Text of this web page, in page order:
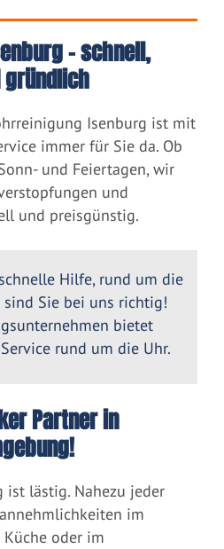
– schnell,
Isenburg ist mit
immer für Sie da. Ob
und Feiertagen, wir
und
und preisgünstig.
Hilfe, rund um die
sind Sie bei uns richtig!
bietet
rund um die Uhr.
Partner in
ist lästig. Nahezu jeder
im
oder im